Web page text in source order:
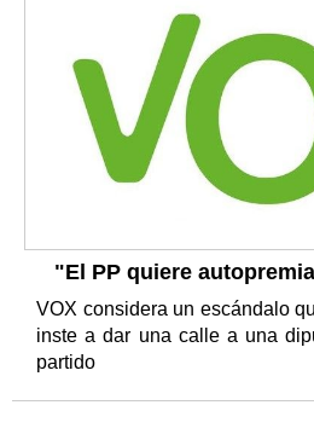
"El PP quiere
VOX considera un escándalo
inste a dar una calle a una
partido